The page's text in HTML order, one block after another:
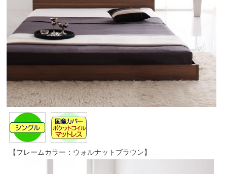
【フレームカラー：ウォルナットブラウン】